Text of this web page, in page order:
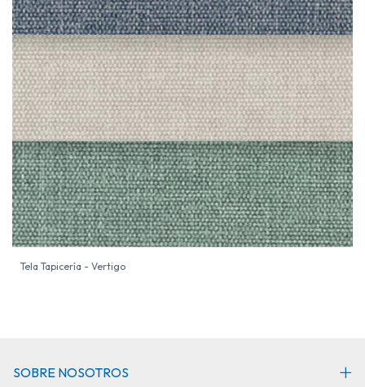
Tela Tapicería - Vertigo
SOBRE NOSOTROS